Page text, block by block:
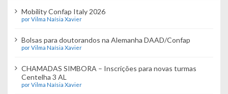
Mobility Confap Italy 2026
por Vilma Naísia Xavier
Bolsas para doutorandos na Alemanha DAAD/Confap
por Vilma Naísia Xavier
CHAMADAS SIMBORA – Inscrições para novas turmas
Centelha 3 AL
por Vilma Naísia Xavier